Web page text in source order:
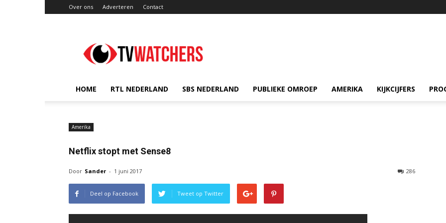
Over ons Adverteren Contact
HOME RTL NEDERLAND SBS NEDERLAND PUBLIEKE OMROEP AMERIKA KIJKCIJFERS
Amerika
Netflix stopt met Sense8
Door Sander - 1 juni 2017 286
Deel op Facebook Tweet op Twitter